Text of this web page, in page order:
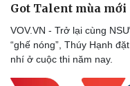
Got Talent mùa mới
VOV.VN - Trở lại cùng
“ghế nóng”, Thúy Hạnh
nhí ở cuộc thi năm nay.